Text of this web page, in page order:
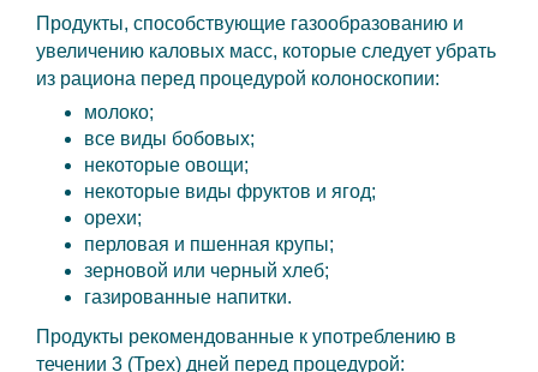
Продукты, способствующие газообразованию и
увеличению каловых масс, которые следует убрать
из рациона перед процедурой колоноскопии:
молоко;
все виды бобовых;
некоторые овощи;
некоторые виды фруктов и ягод;
орехи;
перловая и пшенная крупы;
зерновой или черный хлеб;
газированные напитки.
Продукты рекомендованные к употреблению в
течении 3 (Трех) дней перед процедурой: